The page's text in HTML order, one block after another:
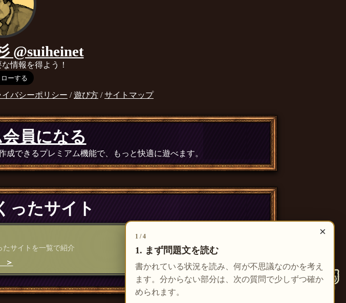
×
1 / 4
1. まず問題文を読む
書かれている状況を読み、何が不思議なのかを考え
ます。分からない部分は、次の質問で少しずつ確か
められます。
@suiheinet
情報を得よう！
バシーポリシー /遊び方 /サイトマップ
員になる
できるプレミアム機能で、もっと快適に遊べます。
ったサイト
たサイトを一覧で紹介
＞